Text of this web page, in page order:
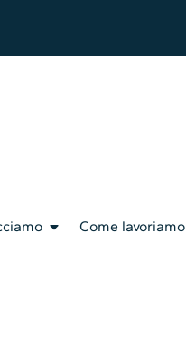
Come lavoriamo